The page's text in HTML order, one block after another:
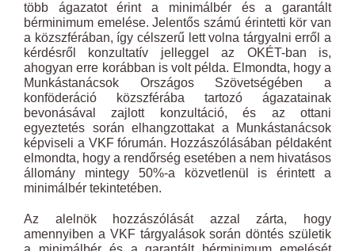
több ágazatot érint a minimálbér és a garantált
bérminimum emelése. Jelentős számú érintetti kör van
a közszférában, így célszerű lett volna tárgyalni erről a
kérdésről konzultatív jelleggel az OKÉT-ban is,
ahogyan erre korábban is volt példa. Elmondta, hogy a
Munkástanácsok Országos Szövetségében a
konföderáció közszférába tartozó ágazatainak
bevonásával zajlott konzultáció, és az ottani
egyeztetés során elhangzottakat a Munkástanácsok
képviseli a VKF fórumán. Hozzászólásában példaként
elmondta, hogy a rendőrség esetében a nem hivatásos
állomány mintegy 50%-a közvetlenül is érintett a
minimálbér tekintetében.
Az alelnök hozzászólását azzal zárta, hogy
amennyiben a VKF tárgyalások során döntés születik